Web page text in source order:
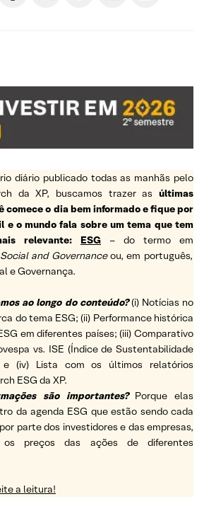
diário publicado todas as manhãs pelo
da XP, buscamos trazer as últimas
comece o dia bem informado e fique por
e o mundo fala sobre um tema que tem
relevante:
ESG
– do termo em
and Governanceou, em português,
e Governança.
ao longo do conteúdo? (i) Notícias no
do tema ESG; (ii) Performance histórica
em diferentes países; (iii) Comparativo
vs. ISE (Índice de Sustentabilidade
e (iv) Lista com os últimos relatórios
ESG da XP.
são importantes? Porque elas
da agenda ESG que estão sendo cada
parte dos investidores e das empresas,
preços das ações de diferentes
a leitura!